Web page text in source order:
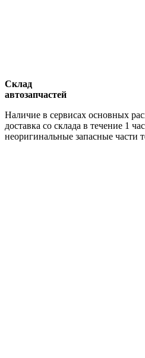
Склад
автозапчастей
Наличие в сервисах основных
доставка со склада в течение 1
неоригинальные запасные части